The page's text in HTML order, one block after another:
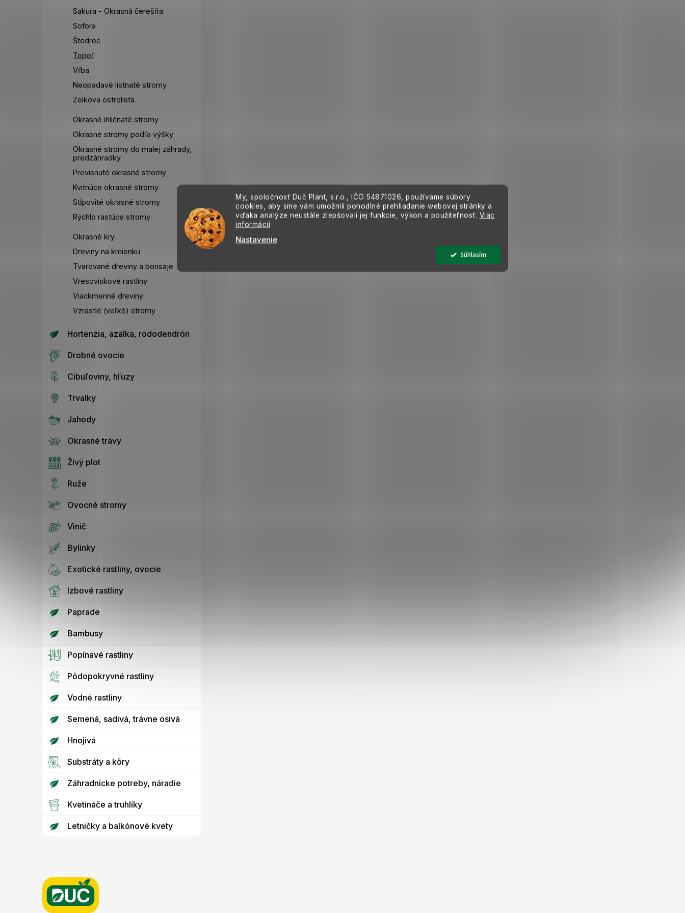
My, spoločnosť Duč Plant, s.r.o., IČO 54871026, používame súbory
cookies, aby sme vám umožnili pohodlné prehliadanie webovej stránky a
vďaka analýze neustále zlepšovali jej funkcie, výkon a použiteľnosť. Viac
informácií
Nastavenie
Súhlasím
Sakura - Okrasná čerešňa
Sofora
Štedrec
Topoľ
Vŕba
Neopadavé listnaté stromy
Zelkova ostrolistá
Okrasné ihličnaté stromy
Okrasné stromy podľa výšky
Okrasné stromy do malej záhrady,
predzáhradky
Previsnuté okrasné stromy
Kvitnúce okrasné stromy
Stĺpovité okrasné stromy
Rýchlo rastúce stromy
Okrasné kry
Dreviny na kmienku
Tvarované dreviny a bonsaje
Vresoviskové rastliny
Viackmenné dreviny
Vzrastlé (veľké) stromy
Hortenzia, azalka, rododendrón
Drobné ovocie
Cibuľoviny, hľuzy
Trvalky
Jahody
Okrasné trávy
Živý plot
Ruže
Ovocné stromy
Vinič
Bylinky
Exotické rastliny, ovocie
Izbové rastliny
Paprade
Bambusy
Popínavé rastliny
Pôdopokryvné rastliny
Vodné rastliny
Semená, sadivá, trávne osivá
Hnojivá
Substráty a kôry
Záhradnícke potreby, náradie
Kvetináče a truhlíky
Letničky a balkónové kvety